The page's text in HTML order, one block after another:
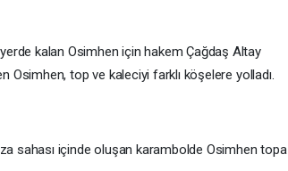
kalan Osimhen için hakem Çağdaş Altay
Osimhen, top ve kaleciyi farklı köşelere yolladı.
sahası içinde oluşan karambolde Osimhen topa